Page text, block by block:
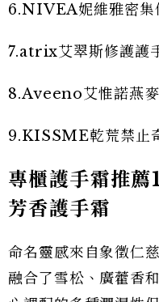
6.NIVEA妮維雅密集
7.atrix艾翠斯修護護
8.Aveeno艾惟諾燕
9.KISSME乾荒禁止
專櫃護手霜推
芳香護手霜
命名靈感來自象徵仁
融合了雪松、廣藿香